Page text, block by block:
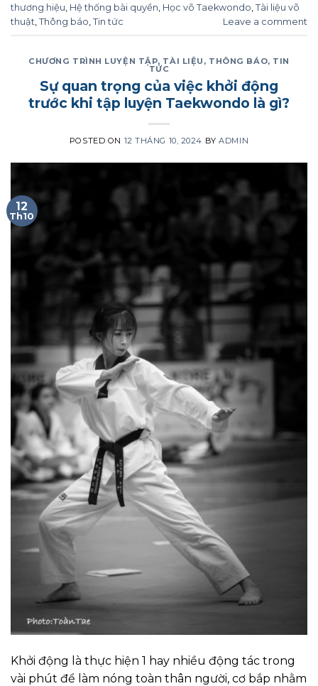
thương hiệu, Hệ thống bài quyền, Học võ Taekwondo, Tài liệu võ
thuật, Thông báo, Tin tức Leave a comment
CHƯƠNG TRÌNH LUYỆN TẬP, TÀI LIỆU , THÔNG BÁO, TIN
TỨC
Sự quan trọng của việc khởi động
trước khi tập luyện Taekwondo là gì?
POSTED ON 12 THÁNG 10, 2024 BYADMIN
12
Th10
Khởi động là thực hiện 1 hay nhiều động tác trong
vài phút để làm nóng toàn thân người, cơ bắp nhằm